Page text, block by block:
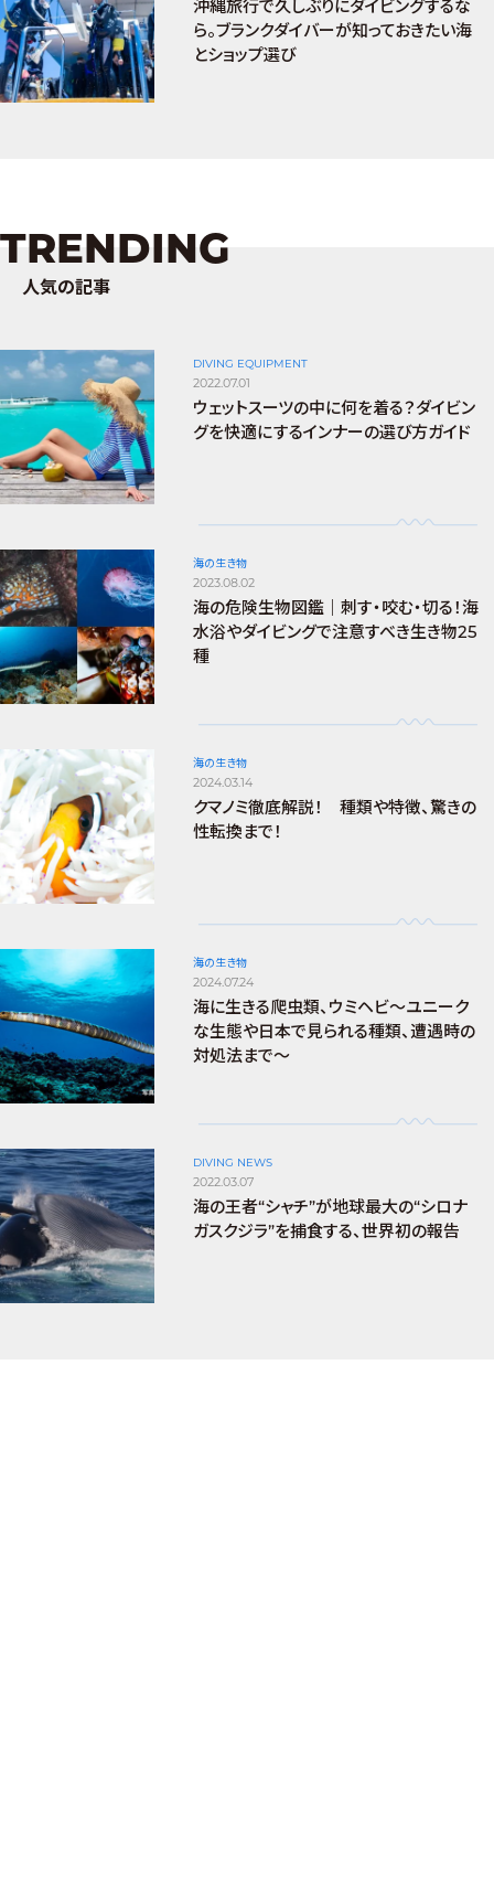
沖縄旅行で久しぶりにダイビングするな
ら。ブランクダイバーが知っておきたい海
とショップ選び
TRENDING
人気の記事
DIVING EQUIPMENT
2022.07.01
ウェットスーツの中に何を着る？ダイビン
グを快適にするインナーの選び方ガイド
海の生き物
2023.08.02
海の危険生物図鑑｜刺す・咬む・切る！海
水浴やダイビングで注意すべき生き物25
種
海の生き物
2024.03.14
クマノミ徹底解説！ 種類や特徴、驚きの
性転換まで！
海の生き物
2024.07.24
海に生きる爬虫類、ウミヘビ～ユニーク
な生態や日本で見られる種類、遭遇時の
対処法まで～
DIVING NEWS
2022.03.07
海の王者“シャチ”が地球最大の“シロナ
ガスクジラ”を捕食する、世界初の報告